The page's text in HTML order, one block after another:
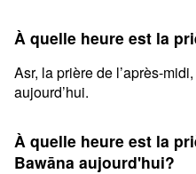
À quelle heure est la
Asr, la prière de l’après-
aujourd’hui.
À quelle heure est la
Bawāna aujourd'hui?